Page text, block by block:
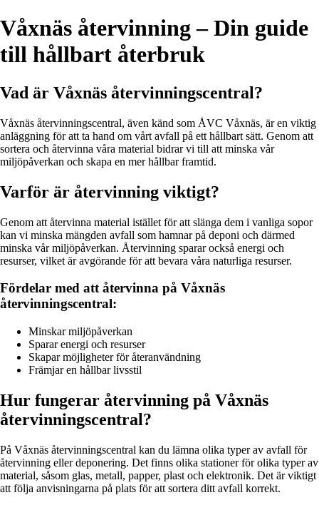
Våxnäs återvinning – Din guide
till hållbart återbruk
Vad är Våxnäs återvinningscentral?
Våxnäs återvinningscentral, även känd som ÅVC Våxnäs, är en viktig
anläggning för att ta hand om vårt avfall på ett hållbart sätt. Genom att
sortera och återvinna våra material bidrar vi till att minska vår
miljöpåverkan och skapa en mer hållbar framtid.
Varför är återvinning viktigt?
Genom att återvinna material istället för att slänga dem i vanliga sopor
kan vi minska mängden avfall som hamnar på deponi och därmed
minska vår miljöpåverkan. Återvinning sparar också energi och
resurser, vilket är avgörande för att bevara våra naturliga resurser.
Fördelar med att återvinna på Våxnäs
återvinningscentral:
Minskar miljöpåverkan
Sparar energi och resurser
Skapar möjligheter för återanvändning
Främjar en hållbar livsstil
Hur fungerar återvinning på Våxnäs
återvinningscentral?
På Våxnäs återvinningscentral kan du lämna olika typer av avfall för
återvinning eller deponering. Det finns olika stationer för olika typer av
material, såsom glas, metall, papper, plast och elektronik. Det är viktigt
att följa anvisningarna på plats för att sortera ditt avfall korrekt.